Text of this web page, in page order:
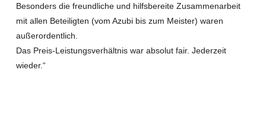
Besonders die freundliche und hilfsbereite Zusammenarbeit
mit allen Beteiligten (vom Azubi bis zum Meister) waren
außerordentlich.
Das Preis-Leistungsverhältnis war absolut fair. Jederzeit
wieder.“